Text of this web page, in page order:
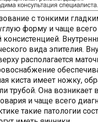
с тонкими
форму и чаще
вида эпителия.
располагается
киста имеет ножку,
трубой. Она возникает
и чаще всего
такие патологии